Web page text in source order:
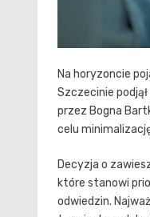
Na horyzoncie
Szczecinie
przez Bogna
celu
Decyzja o
które stanowi
odwiedzin.